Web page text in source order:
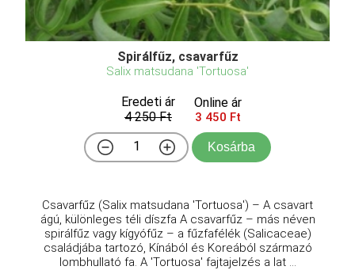
Spirálfűz, csavarfűz
Salix matsudana 'Tortuosa'
Eredeti ár
4 250 Ft
Online ár
3 450 Ft
Kosárba
Csavarfűz (Salix matsudana 'Tortuosa') – A csavart
ágú, különleges téli díszfa A csavarfűz – más néven
spirálfűz vagy kígyófűz – a fűzfafélék (Salicaceae)
családjába tartozó, Kínából és Koreából származó
lombhullató fa. A 'Tortuosa' fajtajelzés a lat ...